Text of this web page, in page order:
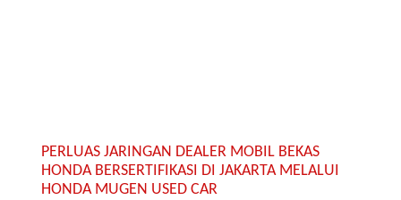
PERLUAS JARINGAN DEALER MOBIL BEKAS
HONDA BERSERTIFIKASI DI JAKARTA MELALUI
HONDA MUGEN USED CAR